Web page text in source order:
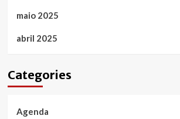
maio 2025
abril 2025
Categories
Agenda